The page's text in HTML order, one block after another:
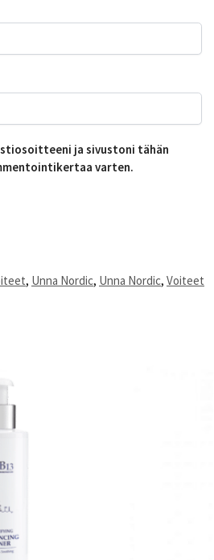
ja sivustoni tähän
varten.
, Unna Nordic, Unna Nordic, Voiteet